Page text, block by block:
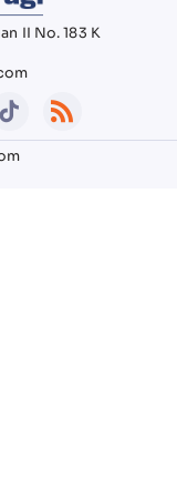
II No. 183 K